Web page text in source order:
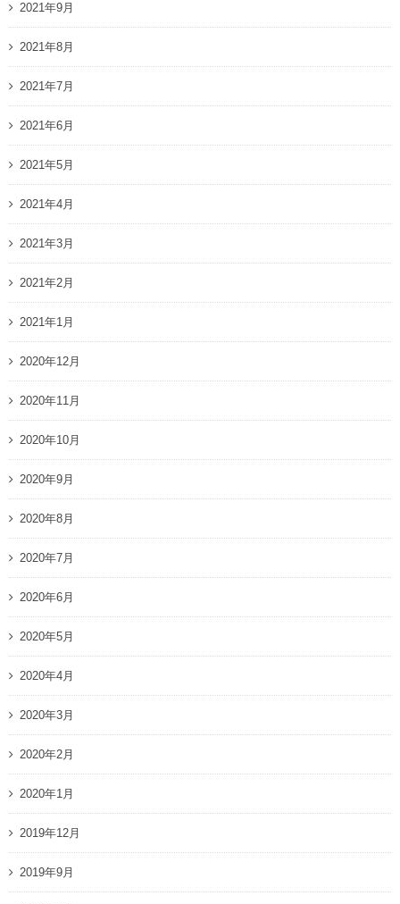
2021年9月
2021年8月
2021年7月
2021年6月
2021年5月
2021年4月
2021年3月
2021年2月
2021年1月
2020年12月
2020年11月
2020年10月
2020年9月
2020年8月
2020年7月
2020年6月
2020年5月
2020年4月
2020年3月
2020年2月
2020年1月
2019年12月
2019年9月